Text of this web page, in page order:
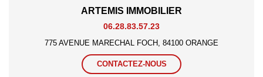
ARTEMIS IMMOBILIER
06.28.83.57.23
775 AVENUE MARECHAL FOCH, 84100 ORANGE
CONTACTEZ-NOUS